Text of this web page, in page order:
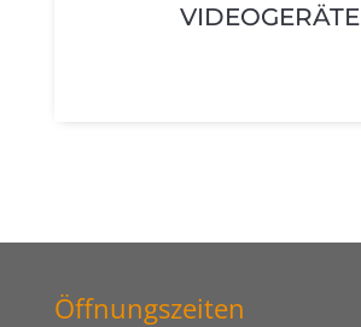
VIDEOGERÄTE
Öffnungszeiten